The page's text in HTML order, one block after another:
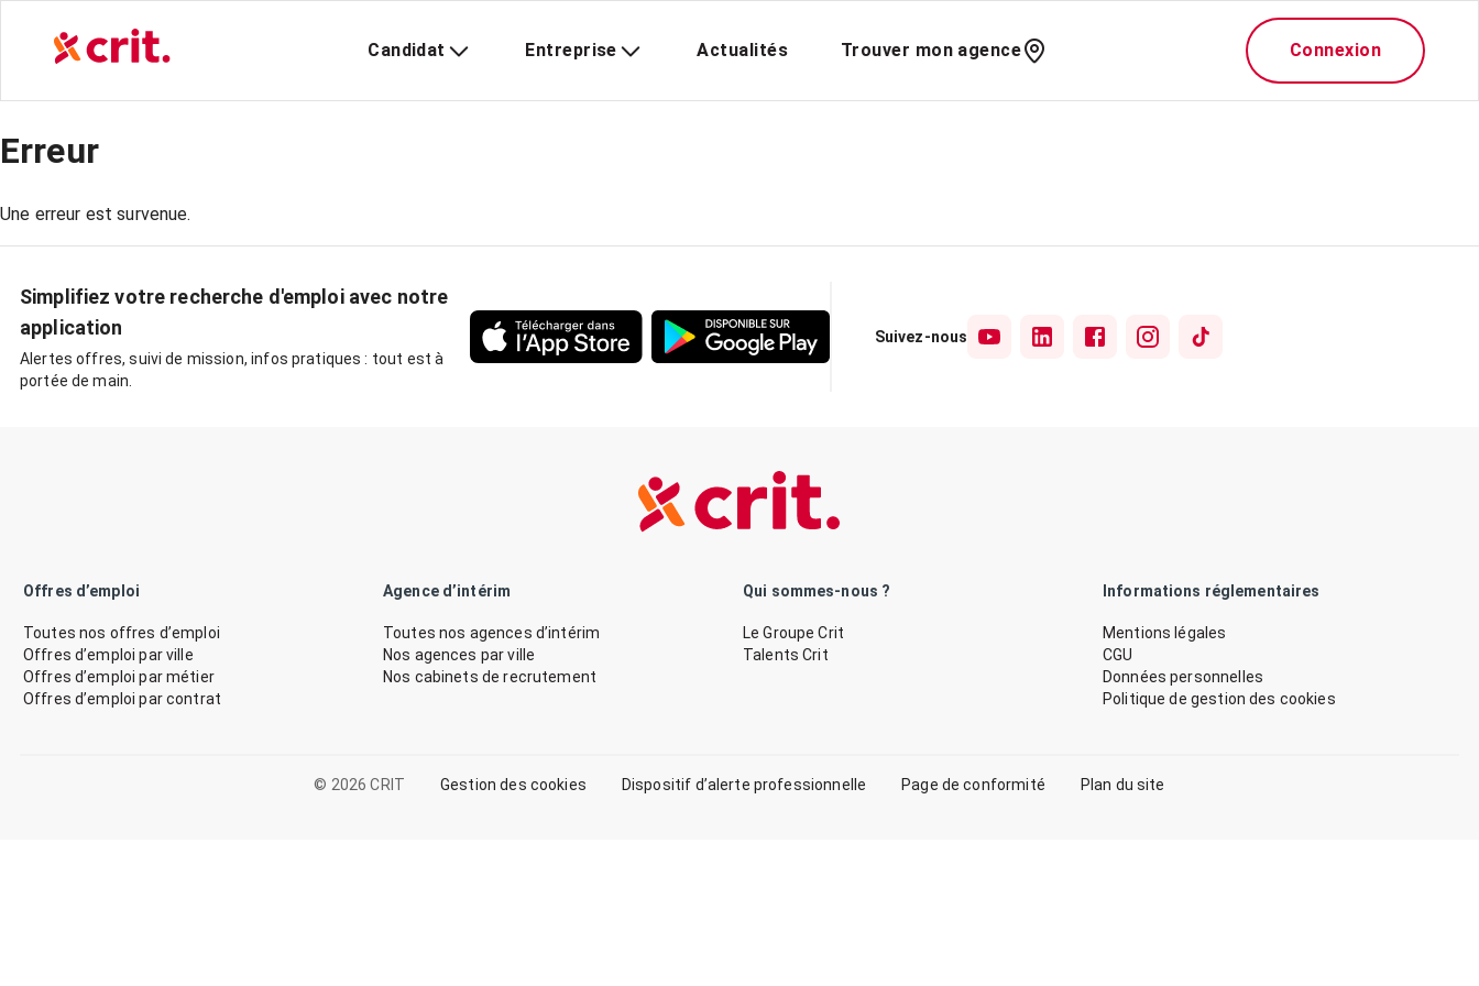
Candidat Entreprise Actualités Trouver mon agence Connexion
Erreur
Une erreur est survenue.
Simplifiez votre recherche d'emploi avec notre
application
Alertes offres, suivi de mission, infos pratiques : tout est à
portée de main.
Suivez-nous
Offres d’emploi
Toutes nos offres d’emploi
Offres d’emploi par ville
Offres d’emploi par métier
Offres d’emploi par contrat
Agence d’intérim
Toutes nos agences d’intérim
Nos agences par ville
Nos cabinets de recrutement
Qui sommes-nous ?
Le Groupe Crit
Talents Crit
Informations réglementaires
Mentions légales
CGU
Données personnelles
Politique de gestion des cookies
© 2026 CRIT Gestion des cookies Dispositif d’alerte professionnelle Page de conformité Plan du site